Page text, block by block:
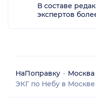
В составе
экспертов
НаПоправку Москва
ЭКГ по Небу в Москве